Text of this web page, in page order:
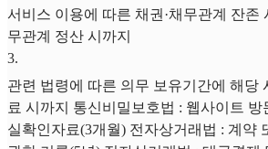
서비스 이용에 따른 채권·채무관계 잔존
무관계 정산 시까지
3.
관련 법령에 따른 의무 보유기간에 해당
료 시까지 통신비밀보호법 : 웹사이트
실확인자료(3개월) 전자상거래법 : 계약